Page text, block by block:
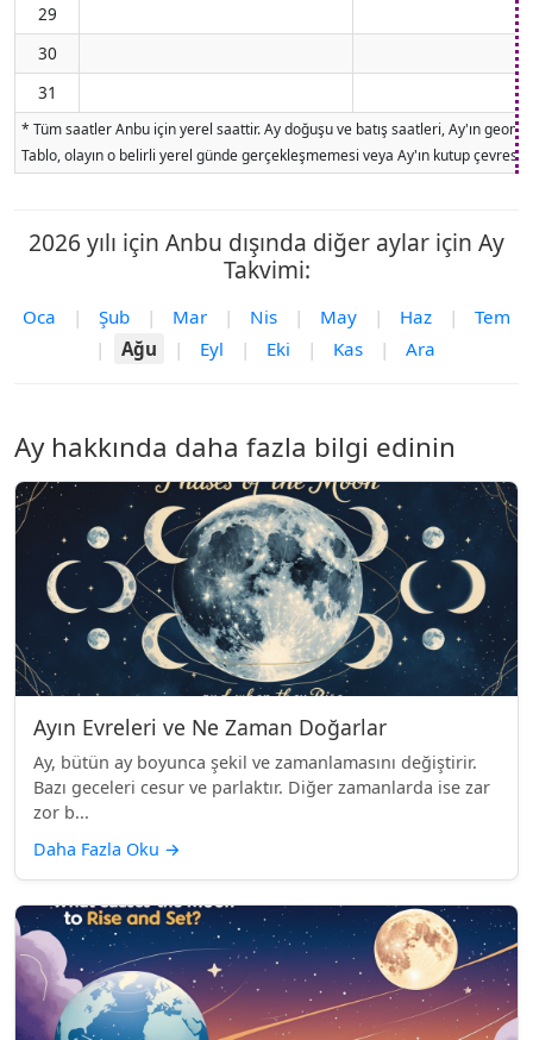
29
30
31
* Tüm saatler Anbu için yerel saattir. Ay doğuşu ve batış saatleri, Ay'ın
Tablo, olayın o belirli yerel günde gerçekleşmemesi veya Ay'ın kutup
2026 yılı için Anbu dışında diğer aylar için Ay
Takvimi:
Oca | Şub | Mar | Nis | May | Haz |
Tem
|
Ağu | Eyl | Eki | Kas | Ara
Ay hakkında daha fazla bilgi edinin
Ayın Evreleri ve Ne Zaman Doğarlar
Ay, bütün ay boyunca şekil ve zamanlamasını değiştirir.
Bazı geceleri cesur ve parlaktır. Diğer zamanlarda ise zar
zor b...
Daha Fazla Oku →